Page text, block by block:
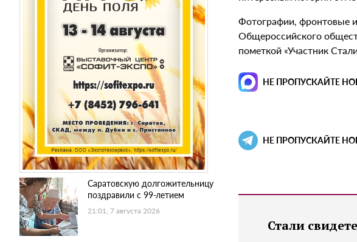
Саратовскую долгожительницу
поздравили с 99-летием
21:01, 7 августа 2026
Фотографии, фронтовые
Общероссийского
пометкой «Участник
НЕ ПРОПУСКАЙТЕ
НЕ ПРОПУСКАЙТЕ
Стали